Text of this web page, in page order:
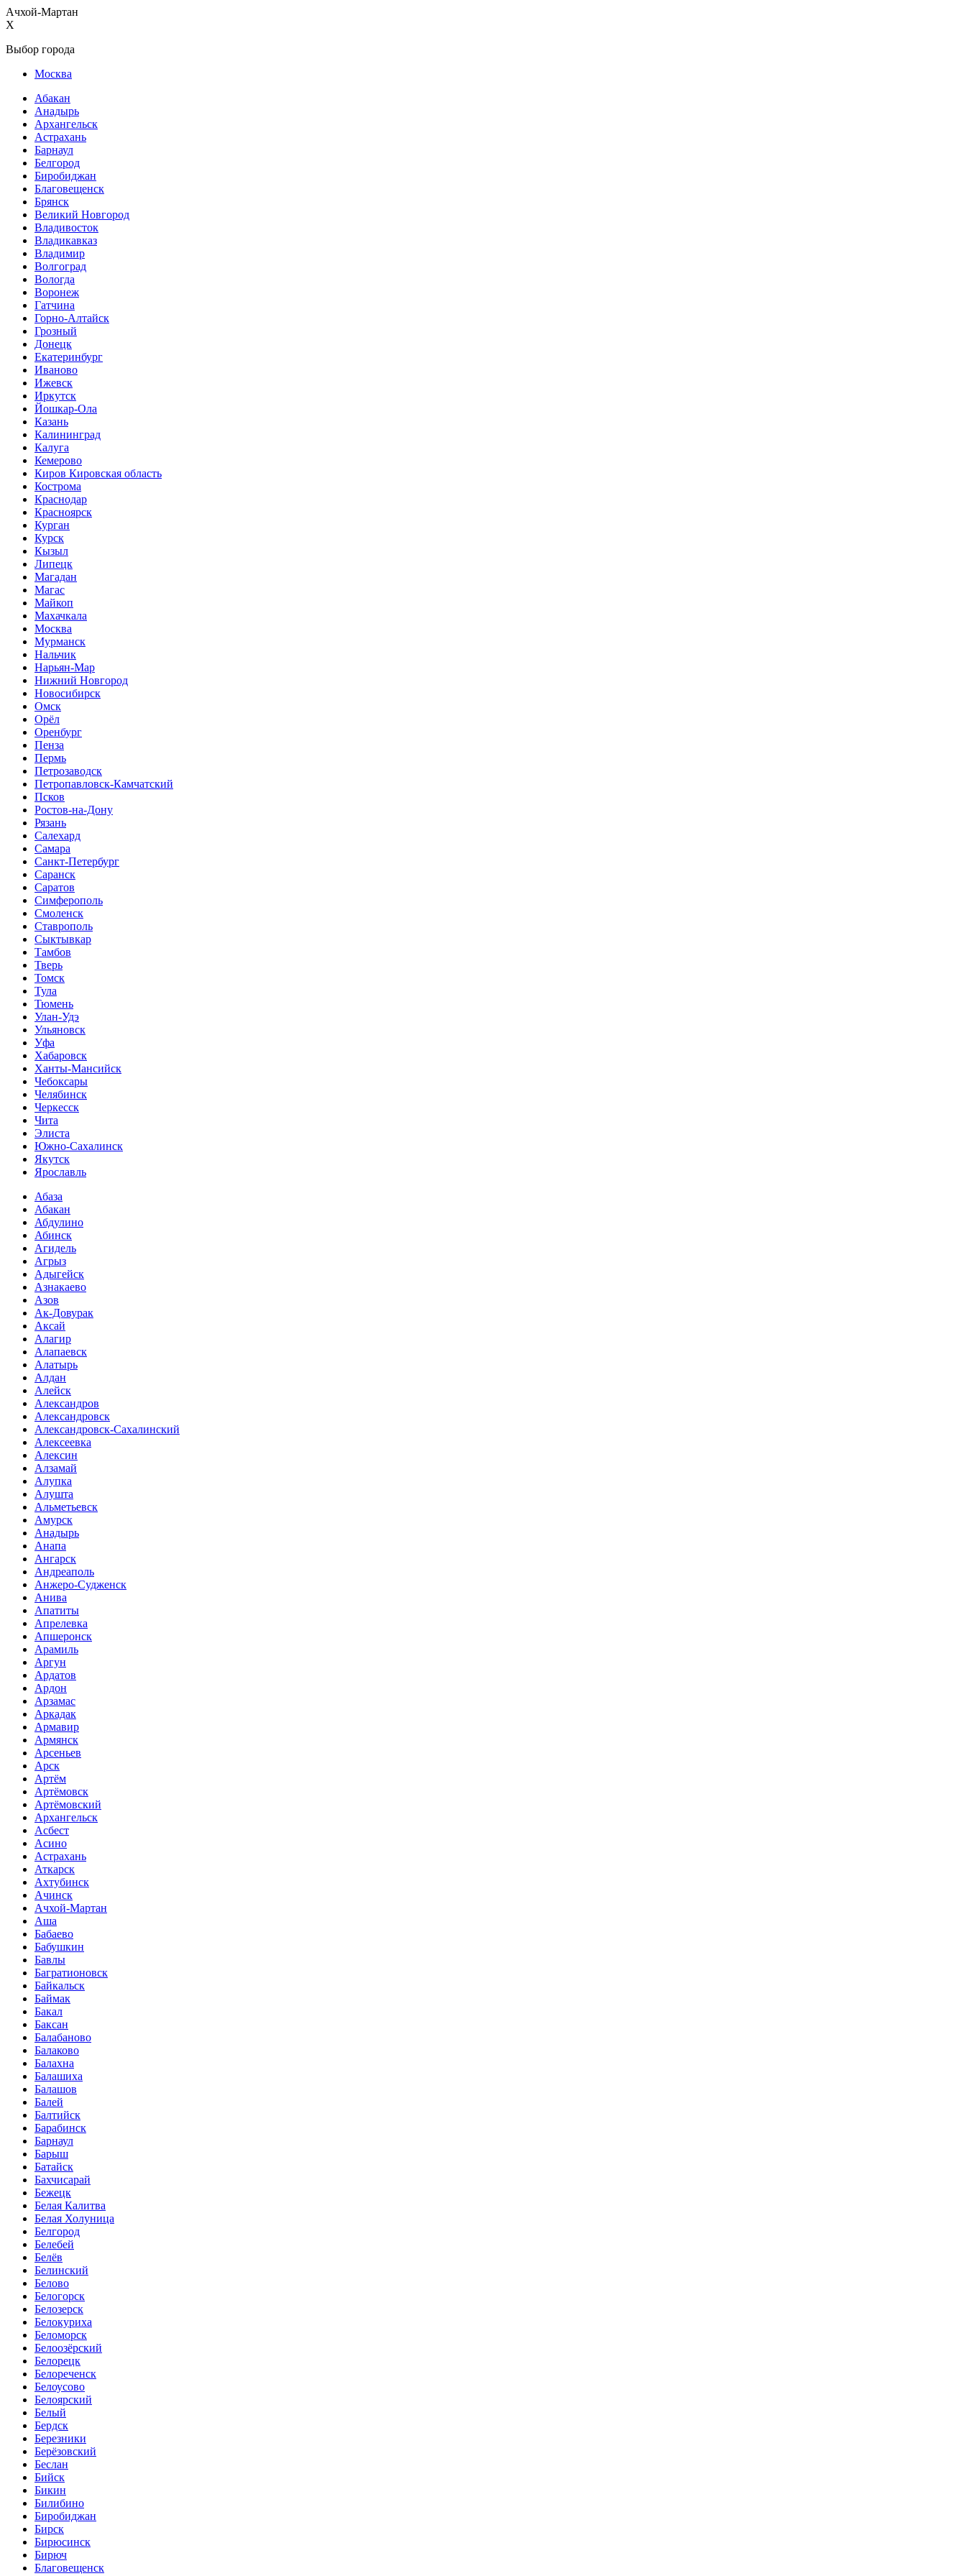
Ачхой-Мартан
X
Выбор города
Москва
Абакан
Анадырь
Архангельск
Астрахань
Барнаул
Белгород
Биробиджан
Благовещенск
Брянск
Великий Новгород
Владивосток
Владикавказ
Владимир
Волгоград
Вологда
Воронеж
Гатчина
Горно-Алтайск
Грозный
Донецк
Екатеринбург
Иваново
Ижевск
Иркутск
Йошкар-Ола
Казань
Калининград
Калуга
Кемерово
Киров Кировская область
Кострома
Краснодар
Красноярск
Курган
Курск
Кызыл
Липецк
Магадан
Магас
Майкоп
Махачкала
Москва
Мурманск
Нальчик
Нарьян-Мар
Нижний Новгород
Новосибирск
Омск
Орёл
Оренбург
Пенза
Пермь
Петрозаводск
Петропавловск-Камчатский
Псков
Ростов-на-Дону
Рязань
Салехард
Самара
Санкт-Петербург
Саранск
Саратов
Симферополь
Смоленск
Ставрополь
Сыктывкар
Тамбов
Тверь
Томск
Тула
Тюмень
Улан-Удэ
Ульяновск
Уфа
Хабаровск
Ханты-Мансийск
Чебоксары
Челябинск
Черкесск
Чита
Элиста
Южно-Сахалинск
Якутск
Ярославль
Абаза
Абакан
Абдулино
Абинск
Агидель
Агрыз
Адыгейск
Азнакаево
Азов
Ак-Довурак
Аксай
Алагир
Алапаевск
Алатырь
Алдан
Алейск
Александров
Александровск
Александровск-Сахалинский
Алексеевка
Алексин
Алзамай
Алупка
Алушта
Альметьевск
Амурск
Анадырь
Анапа
Ангарск
Андреаполь
Анжеро-Судженск
Анива
Апатиты
Апрелевка
Апшеронск
Арамиль
Аргун
Ардатов
Ардон
Арзамас
Аркадак
Армавир
Армянск
Арсеньев
Арск
Артём
Артёмовск
Артёмовский
Архангельск
Асбест
Асино
Астрахань
Аткарск
Ахтубинск
Ачинск
Ачхой-Мартан
Аша
Бабаево
Бабушкин
Бавлы
Багратионовск
Байкальск
Баймак
Бакал
Баксан
Балабаново
Балаково
Балахна
Балашиха
Балашов
Балей
Балтийск
Барабинск
Барнаул
Барыш
Батайск
Бахчисарай
Бежецк
Белая Калитва
Белая Холуница
Белгород
Белебей
Белёв
Белинский
Белово
Белогорск
Белозерск
Белокуриха
Беломорск
Белоозёрский
Белорецк
Белореченск
Белоусово
Белоярский
Белый
Бердск
Березники
Берёзовский
Беслан
Бийск
Бикин
Билибино
Биробиджан
Бирск
Бирюсинск
Бирюч
Благовещенск